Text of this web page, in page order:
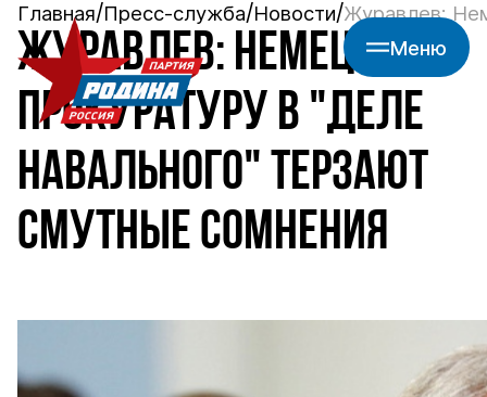
Меню
Главная Пресс-служба Новости Журавлев:
ЖУРАВЛЕВ: НЕМЕЦКУЮ
ПРОКУРАТУРУ В "ДЕЛЕ
НАВАЛЬНОГО" ТЕРЗАЮТ
СМУТНЫЕ СОМНЕНИЯ